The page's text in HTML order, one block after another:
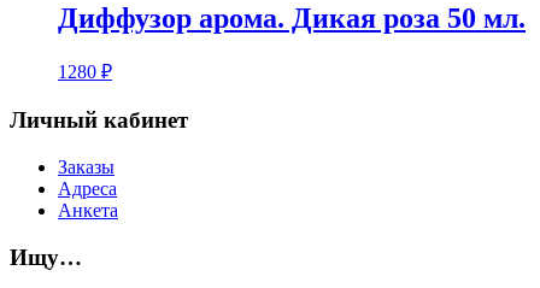
Диффузор арома. Дикая роза 50 мл.
1280 ₽
Личный кабинет
Заказы
Адреса
Анкета
Ищу…